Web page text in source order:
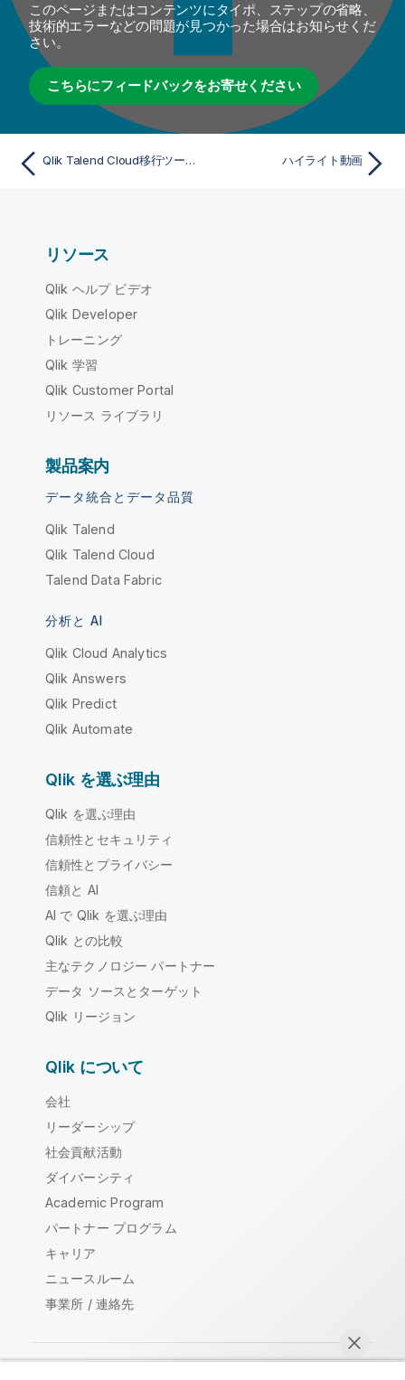
このページまたはコンテンツにタイポ、ステップの省略、
技術的エラーなどの問題が見つかった場合はお知らせくだ
さい。
こちらにフィードバックをお寄せください
Qlik Talend Cloud移行ツールキット ハイライト動画
リソース
Qlik ヘルプ ビデオ
Qlik Developer
トレーニング
Qlik 学習
Qlik Customer Portal
リソース ライブラリ
製品案内
データ統合とデータ品質
Qlik Talend
Qlik Talend Cloud
Talend Data Fabric
分析と AI
Qlik Cloud Analytics
Qlik Answers
Qlik Predict
Qlik Automate
Qlik を選ぶ理由
Qlik を選ぶ理由
信頼性とセキュリティ
信頼性とプライバシー
信頼と AI
AI で Qlik を選ぶ理由
Qlik との比較
主なテクノロジー パートナー
データ ソースとターゲット
Qlik リージョン
Qlik について
会社
リーダーシップ
社会貢献活動
ダイバーシティ
Academic Program
パートナー プログラム
キャリア
ニュースルーム
事業所 / 連絡先